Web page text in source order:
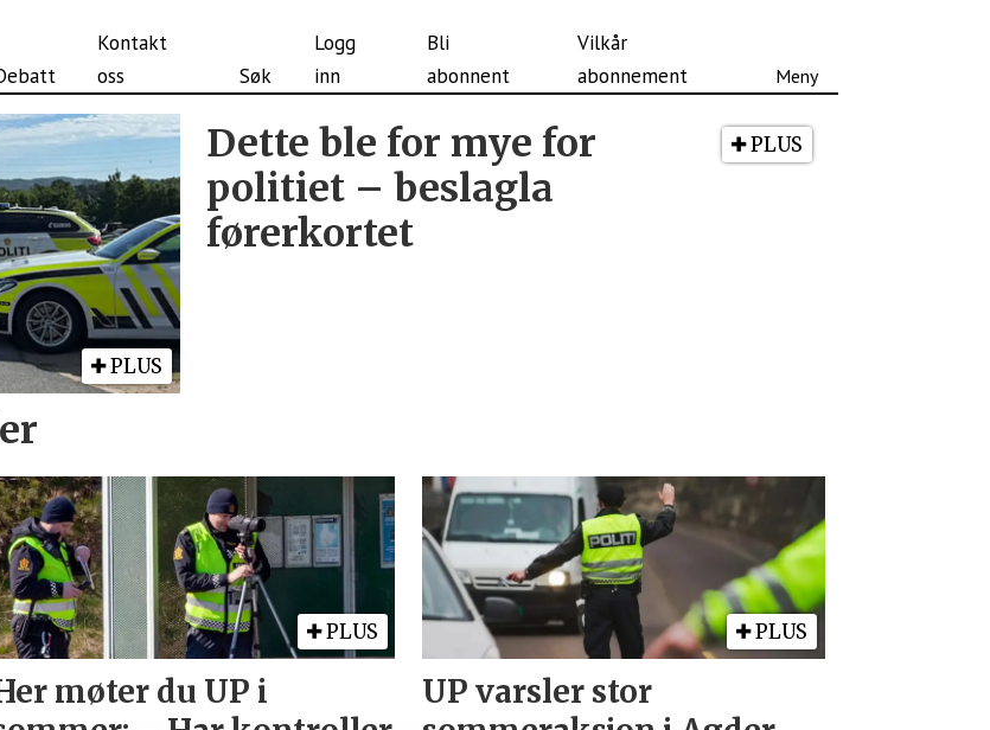
Kontakt
oss
Søk
Logg
inn
Bli
abonnent
Vilkår
abonnement
PLUS
PLUS
Dette ble for mye for
politiet – beslagla
førerkortet
PLUS
møter du UP i
PLUS
UP varsler stor